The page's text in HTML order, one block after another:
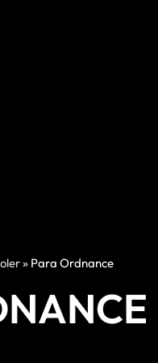
» Para Ordnance